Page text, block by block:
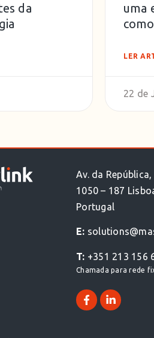
da
uma
LER
22 de
Av. da
1050 – 187
Portugal
E:
T: +351 213 156
Chamada para rede